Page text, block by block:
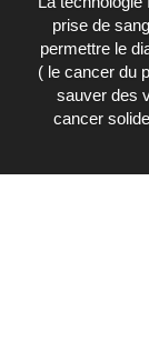
prise de
permettre le
( le cancer du
sauver des
cancer